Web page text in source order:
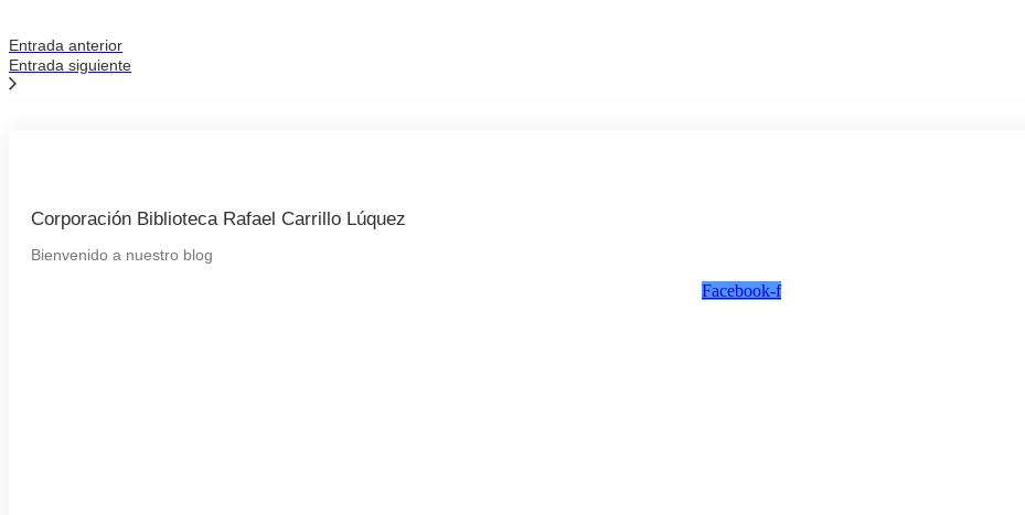
Entrada anterior
Entrada siguiente
Corporación Biblioteca Rafael Carrillo Lúquez
Bienvenido a nuestro blog
Facebook-f